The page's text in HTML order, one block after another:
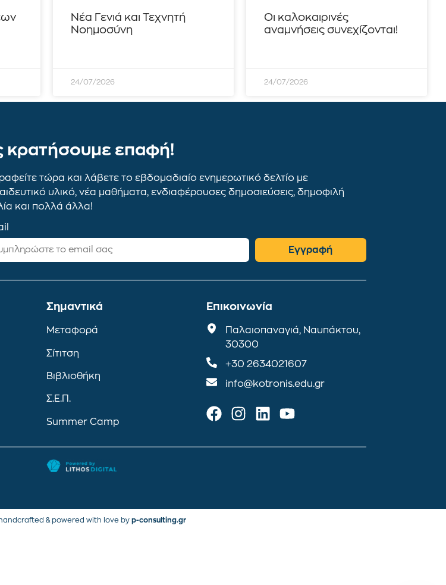
Νέα Γενιά και Τεχνητή
Νοημοσύνη
24/07/2026
Οι καλοκαιρινές
αναμνήσεις συνεχίζονται!
24/07/2026
κρατήσουμε επαφή!
τώρα και λάβετε το εβδομαδιαίο ενημερωτικό δελτίο με
υλικό, νέα μαθήματα, ενδιαφέρουσες δημοσιεύσεις, δημοφιλή
και πολλά άλλα!
Εγγραφή
Σημαντικά
Μεταφορά
Σίτιτση
Βιβλιοθήκη
Σ.Ε.Π.
Summer Camp
Επικοινωνία
Παλαιοπαναγιά, Ναυπάκτου,
30300
+30 2634021607
info@kotronis.edu.gr
& powered with love by p-consulting.gr